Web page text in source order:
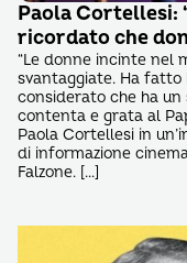
Paola Cortellesi:
ricordato che
“Le donne incinte nel
svantaggiate. Ha fatto
considerato che ha
contenta e grata al
Paola Cortellesi in
di informazione
Falzone. […]